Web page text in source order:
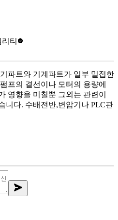
티
파트와 기계파트가 일부 밀접한
프의 결선이나 모터의 용량에
영향을 미칠뿐 그외는 관련이
니다. 수배전반,변압기나 PLC관